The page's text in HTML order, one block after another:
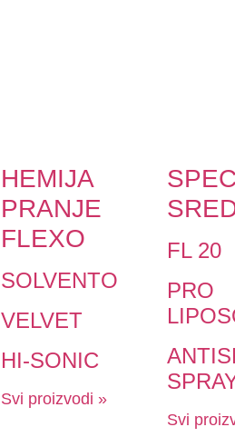
HEMIJA
PRANJE
FLEXO
SOLVENTO
VELVET
HI-SONIC
Svi proizvodi »
FL 20
PRO
Svi